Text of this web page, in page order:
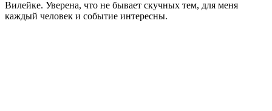
Вилейке. Уверена, что не бывает скучных тем, для меня
каждый человек и событие интересны.